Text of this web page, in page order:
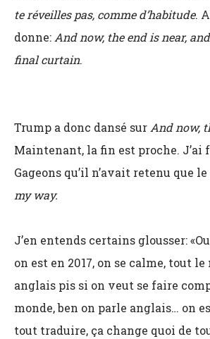
te réveilles pas, comme d’habitude.
donne: And now, the end is near,
final curtain.
Trump a donc dansé sur And now,
Maintenant, la fin est proche. J’ai
Gageons qu’il n’avait retenu que
my way.
J’en entends certains glousser:
on est en 2017, on se calme, tout
anglais pis si on veut se faire
monde, ben on parle anglais… on
tout traduire, ça change quoi de